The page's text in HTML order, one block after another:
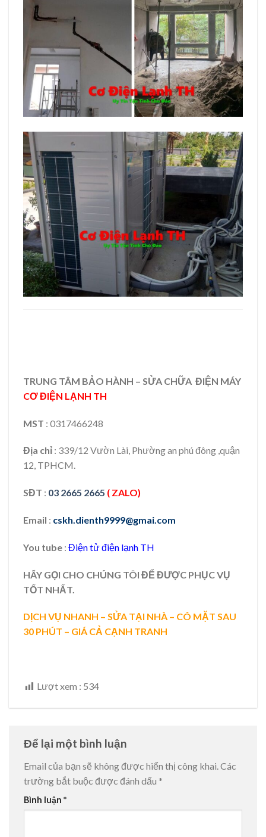
TRUNG TÂM BẢO HÀNH – SỬA CHỮA ĐIỆN MÁY
CƠ ĐIỆN LẠNH TH
MST : 0317466248
Địa chỉ : 339/12 Vườn Lài, Phường an phú đông ,quận
12, TPHCM.
SĐT : 03 2665 2665 ( ZALO)
Email : cskh.dienth9999@gmai.com
You tube : Điện tử điện lạnh TH
HÃY GỌI CHO CHÚNG TÔI ĐỂ ĐƯỢC PHỤC VỤ
TỐT NHẤT.
DỊCH VỤ NHANH – SỬA TẠI NHÀ – CÓ MẶT SAU
30 PHÚT – GIÁ CẢ CẠNH TRANH
Lượt xem : 534
Để lại một bình luận
Email của bạn sẽ không được hiển thị công khai. Các
trường bắt buộc được đánh dấu *
Bình luận *